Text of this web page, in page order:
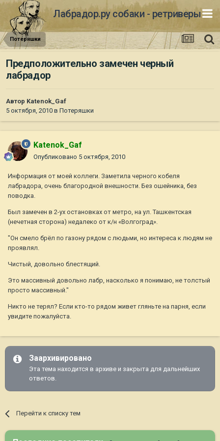
Лабрадор.ру собаки - ретриверы
Потеряшки
Предположительно замечен черный
лабрадор
Автор Katenok_Gaf
5 октября, 2010 в Потеряшки
Katenok_Gaf
Опубликовано 5 октября, 2010
Информация от моей коллеги. Заметила черного кобеля
лабрадора, очень благородной внешности. Без ошейника, без
поводка.
Был замечен в 2-ух остановках от метро, на ул. Ташкентская
(нечетная сторона) недалеко от к/н «Волгоград».
"Он смело брёл по газону рядом с людьми, но интереса к людям не
проявлял.
Чистый, довольно блестящий.
Это массивный довольно лабр, насколько я понимаю, не толстый
просто массивный."
Никто не терял? Если кто-то рядом живет гляньте на парня, если
увидите пожалуйста.
Заархивировано
Эта тема находится в архиве и закрыта для дальнейших
ответов.
Перейти к списку тем